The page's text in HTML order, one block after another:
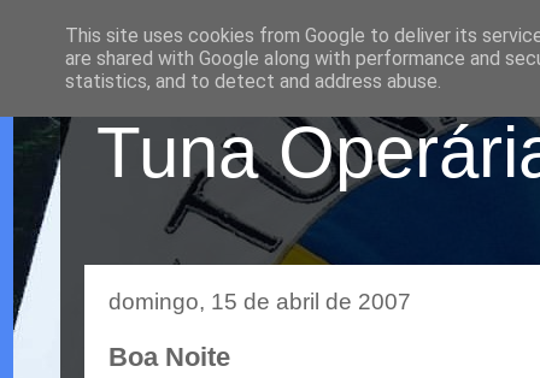
Tuna
domingo, 15 de abril de 2007
Boa Noite
This site uses cookies from Google to deliver its
are shared with Google along with performance and
statistics, and to detect and address abuse.